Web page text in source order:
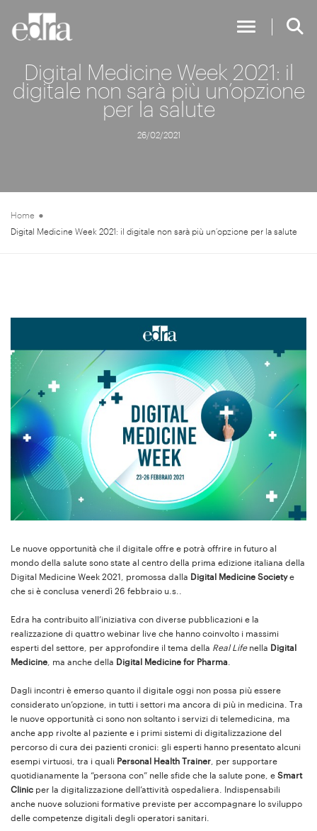
Toggle
Digital Medicine Week 2021: il
digitale non sarà più un’opzione
per la salute
26/02/2021
Home
Digital Medicine Week 2021: il digitale non sarà più un’opzione per la salute
Le nuove opportunità che il digitale offre e potrà offrire in futuro al
mondo della salute sono state al centro della prima edizione italiana della
Digital Medicine Week 2021, promossa dalla Digital Medicine Societye
che si è conclusa venerdì 26 febbraio u.s..
Edra ha contribuito all’iniziativa con diverse pubblicazioni e la
realizzazione di quattro webinar live che hanno coinvolto i massimi
esperti del settore, per approfondire il tema della Real Lifenella Digital
Medicine , ma anche della Digital Medicine for Pharma
Dagli incontri è emerso quanto il digitale oggi non possa più essere
considerato un’opzione, in tutti i settori ma ancora di più in medicina. Tra
le nuove opportunità ci sono non soltanto i servizi di telemedicina, ma
anche app rivolte al paziente e i primi sistemi di digitalizzazione del
percorso di cura dei pazienti cronici: gli esperti hanno presentato alcuni
esempi virtuosi, tra i quali Personal Health Trainer , per supportare
quotidianamente la “persona con” nelle sfide che la salute pone, e Smart
Clinic per la digitalizzazione dell’attività ospedaliera. Indispensabili
anche nuove soluzioni formative previste per accompagnare lo sviluppo
delle competenze digitali degli operatori sanitari.